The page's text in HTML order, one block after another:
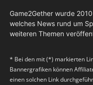
Game2Gether wurde
welches News rund um
weiteren Themen
* Bei den mit (*) markierten
Bannergrafiken können
einen solchen Link